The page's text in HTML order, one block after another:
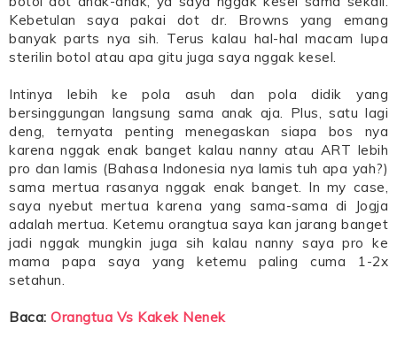
Kebetulan saya pakai dot dr. Browns yang emang
banyak parts nya sih. Terus kalau hal-hal macam lupa
sterilin botol atau apa gitu juga saya nggak kesel.
Intinya lebih ke pola asuh dan pola didik yang
bersinggungan langsung sama anak aja. Plus, satu lagi
deng, ternyata penting menegaskan siapa bos nya
karena nggak enak banget kalau nanny atau ART lebih
pro dan lamis (Bahasa Indonesia nya lamis tuh apa yah?)
sama mertua rasanya nggak enak banget. In my case,
saya nyebut mertua karena yang sama-sama di Jogja
adalah mertua. Ketemu orangtua saya kan jarang banget
jadi nggak mungkin juga sih kalau nanny saya pro ke
mama papa saya yang ketemu paling cuma 1-2x
setahun.
Baca: Orangtua Vs Kakek Nenek